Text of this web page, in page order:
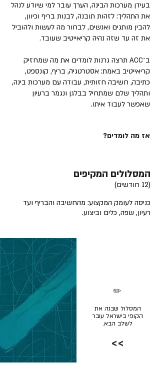
בעידן מערכות הבינה, הערך עובר למי שיודע לנהל
את התהליך: לזהות תובנה, לבנות בריף וכיוון,
להבין מותגים ואנשים, לבחור מה לעשות ולהוביל
את זה עד שזה נהיה קריאייטיב שעובד.
ב־ACC תרצה גרנות לומדים את מה שמחזיק
קריאייטיב באמת: אסטרטגיה, בריף, קונספט,
כתיבה, חשיבה חזותית, עבודה עם מערכות בינה,
ותהליך שלם שמתחיל בבלגן ונגמר ברעיון
שאפשר לעבוד איתו.
אז מה לומדים?
המסלולים המקיפים
(12 חודשים)
כניסה לעומק המקצוע: מהחשיבה והבריף ועד
רעיון, שפה, כלים וביצוע.
המסלול שבנה את
הקופי בישראל עובר
לשלב הבא.
✏️
>>